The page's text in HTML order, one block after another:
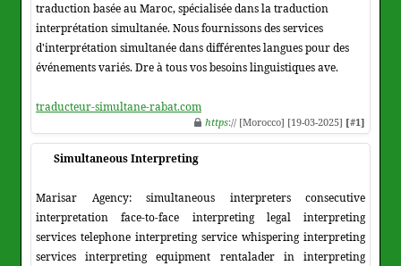
traduction basée au Maroc, spécialisée dans la traduction
interprétation simultanée. Nous fournissons des services
d'interprétation simultanée dans différentes langues pour des
événements variés. Dre à tous vos besoins linguistiques ave.
traducteur-simultane-rabat.com
https:// [Morocco] [19-03-2025] [#1]
Simultaneous Interpreting
Marisar Agency: simultaneous interpreters consecutive
interpretation face-to-face interpreting legal interpreting
services telephone interpreting service whispering interpreting
services interpreting equipment rentalader in interpreting